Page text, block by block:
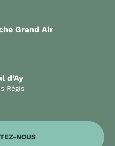
Grand Air
d’Ay
Régis
NOUS